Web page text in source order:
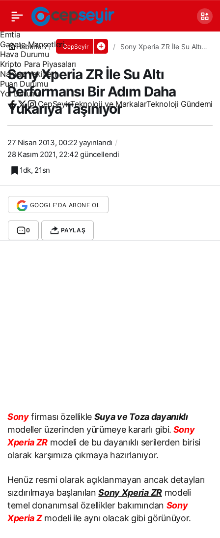
Covid 19
Döviz Kurları
Emtia
Gazete Manşetleri
Hava Durumu
Kripto Para Piyasaları
Namaz Vakitleri
Puan Durumu
Yol Durumu
CepSeyirTeknoloji ve MarkalarTeknoloji Gündemi
Haberler CepSeyir
Sony Xperia ZR İle Su Altı
Sony Xperia ZR İle Su Altı
Performansı Bir Adım Daha
Yukarıya Taşınıyor
27 Nisan 2013, 00:22 yayınlandı
28 Kasım 2021, 22:42 güncellendi
1dk, 21sn
GOOGLE'DA ABONE OL
0 PAYLAŞ
Sonyfirması özellikle Suya ve Toza dayanıklı
modeller üzerinden yürümeye kararlı gibi. Sony
Xperia ZR modeli de bu dayanıklı serilerden birisi
olarak karşımıza çıkmaya hazırlanıyor.
Henüz resmi olarak açıklanmayan ancak detayları
sızdırılmaya başlanılanSony Xperia ZRmodeli
temel donanımsal özellikler bakımından Sony
Xperia Z modeli ile aynı olacak gibi görünüyor.